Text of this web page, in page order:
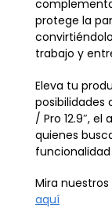
protege la
trabajo y
Eleva tu
posibilidades
/ Pro 12.9″,
quienes
Mira
aquí